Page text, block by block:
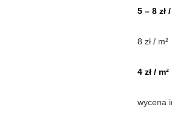
5 – 8 zł /
8 zł / m²
4 zł / m²
wycena